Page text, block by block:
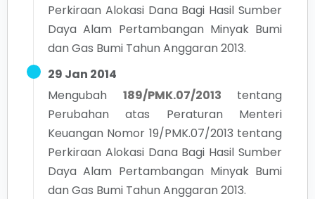
Perkiraan Alokasi Dana Bagi Hasil Sumber
Daya Alam Pertambangan Minyak Bumi
dan Gas Bumi Tahun Anggaran 2013.
29 Jan 2014
Mengubah
189/PMK.07/2013
tentang
Perubahan atas Peraturan Menteri
Keuangan Nomor 19/PMK.07/2013 tentang
Perkiraan Alokasi Dana Bagi Hasil Sumber
Daya Alam Pertambangan Minyak Bumi
dan Gas Bumi Tahun Anggaran 2013.